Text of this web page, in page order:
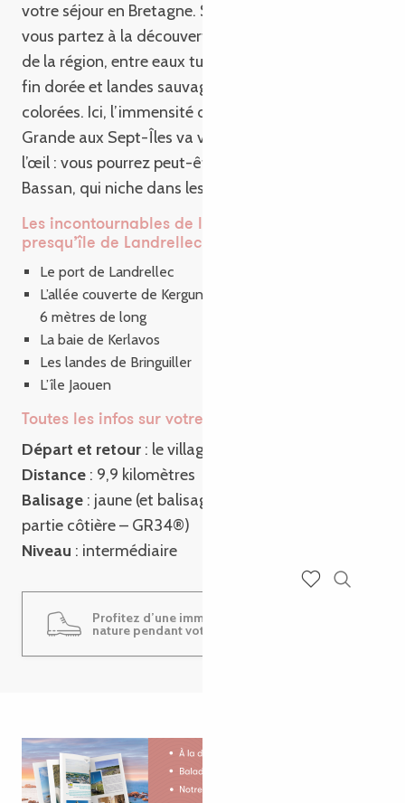
votre séjour en Bretagne. Sur une demi-journée,
vous partez à la découverte des paysages nuancés
de la région, entre eaux turquoise, plage de sable
fin dorée et landes sauvages jonchées de fleurs
colorées. Ici, l’immensité des panoramas de l’Île-
Grande aux Sept-Îles va vous subjuguer. Ouvrez
l’œil : vous pourrez peut-être apercevoir un fou de
Bassan, qui niche dans les environs !
Les incontournables de la randonnée de la
presqu’île de Landrellec
Le port de Landrellec
L’allée couverte de Kerguntuil et un dolmen massif de
6 mètres de long
La baie de Kerlavos
Les landes de Bringuiller
L’île Jaouen
Toutes les infos sur votre rando
Départ et retour : le village de Pleumeur-Bodou
Distance : 9,9 kilomètres
Balisage : jaune (et balisage rouge et blanc sur la
partie côtière – GR34®)
Niveau : intermédiaire
Profitez d’une immersion au cœur de la
nature pendant votre séjour !